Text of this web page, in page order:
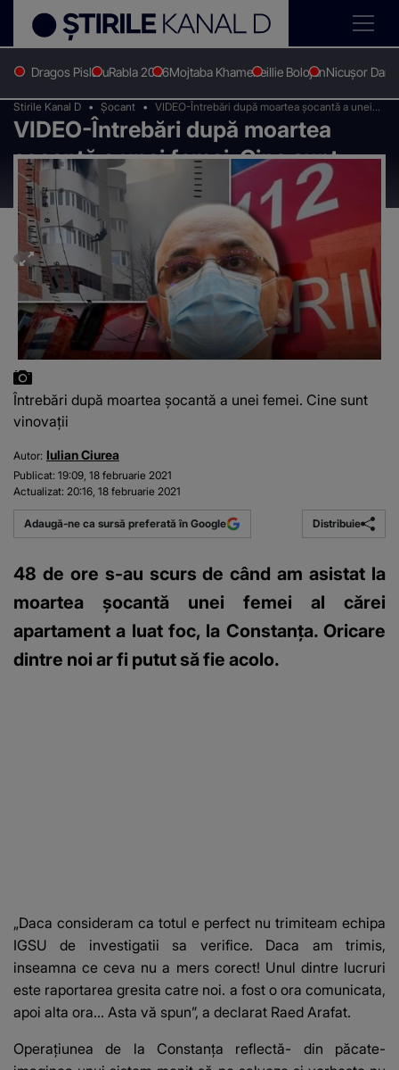
Dragos PislaruRabla 2026Mojtaba KhameneiIlie BolojanNicușor Dan
Stirile Kanal D Șocant
VIDEO-Întrebări după moartea șocantă a unei
femei. Cine sunt vinovații
VIDEO-Întrebări după moartea
șocantă a unei femei. Cine sunt
vinovații
Întrebări după moartea șocantă a unei femei. Cine sunt
vinovații
Autor: Iulian Ciurea
Publicat: 19:09, 18 februarie 2021
Actualizat: 20:16, 18 februarie 2021
Adaugă-ne ca sursă preferată în Google Distribuie
48 de ore s-au scurs de când am asistat la
moartea șocantă unei femei al cărei
apartament a luat foc, la Constanța. Oricare
dintre noi ar fi putut să fie acolo.
„Daca consideram ca totul e perfect nu trimiteam echipa
IGSU de investigatii sa verifice. Daca am trimis,
inseamna ce ceva nu a mers corect! Unul dintre lucruri
este raportarea gresita catre noi. a fost o ora comunicata,
apoi alta ora... Asta vă spun”, a declarat Raed Arafat.
Operațiunea de la Constanța reflectă- din păcate-